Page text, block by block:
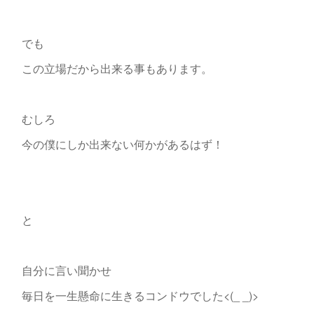
でも
この立場だから出来る事もあります。
むしろ
今の僕にしか出来ない何かがあるはず！
と
自分に言い聞かせ
毎日を一生懸命に生きるコンドウでした<(_ _)>